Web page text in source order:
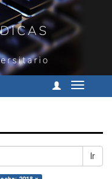
Cambiar
Ir